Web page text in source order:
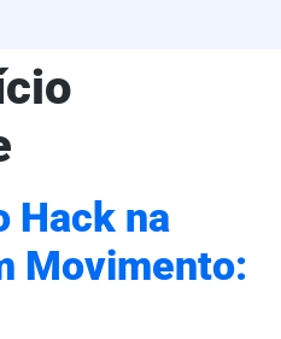
Hack na
Movimento: